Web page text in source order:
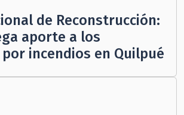
de Reconstrucción:
aporte a los
incendios en Quilpué